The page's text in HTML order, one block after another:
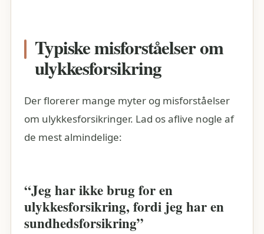
Typiske misforståelser om
ulykkesforsikring
Der florerer mange myter og misforståelser
om ulykkesforsikringer. Lad os aflive nogle af
de mest almindelige:
“Jeg har ikke brug for en
ulykkesforsikring, fordi jeg har en
sundhedsforsikring”